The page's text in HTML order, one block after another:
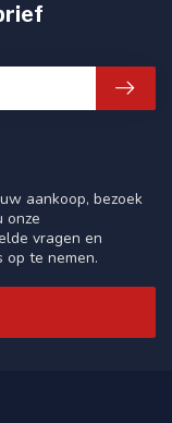
aankoop, bezoek
onze
vragen en
op te nemen.